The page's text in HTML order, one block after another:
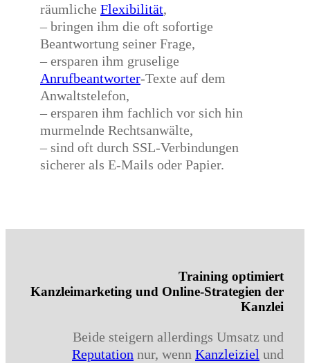
räumliche Flexibilität,
– bringen ihm die oft sofortige
Beantwortung seiner Frage,
– ersparen ihm gruselige
Anrufbeantworter-Texte auf dem
Anwaltstelefon,
– ersparen ihm fachlich vor sich hin
murmelnde Rechtsanwälte,
– sind oft durch SSL-Verbindungen
sicherer als E-Mails oder Papier.
Training optimiert
Kanzleimarketing und Online-Strategien der
Kanzlei
Beide steigern allerdings Umsatz und
Reputation nur, wenn Kanzleiziel und